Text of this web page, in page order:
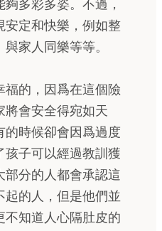
多彩多姿。不過，
安定和快樂，例如整
家人同樂等等。
福的，因爲在這個險
將會安全得宛如天
的時候卻會因爲過度
孩子可以經過教訓獲
部分的人都會承認這
起的人，但是他們並
不知道人心隔肚皮的